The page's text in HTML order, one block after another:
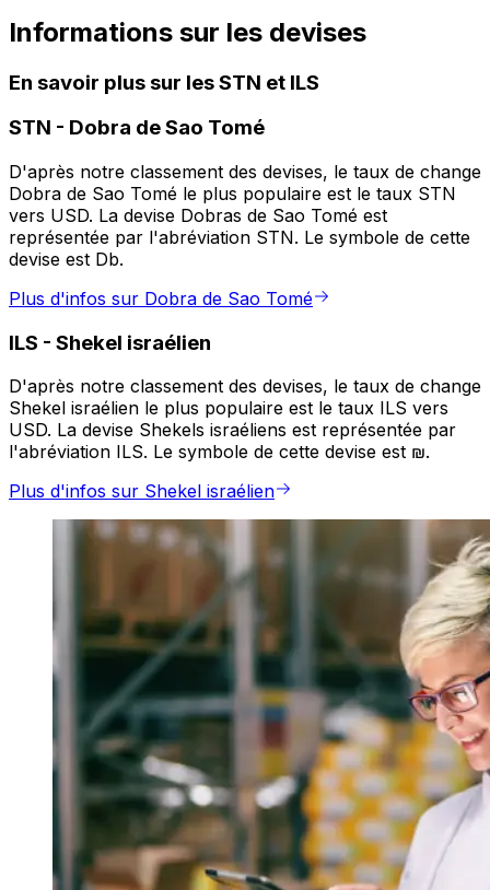
Informations sur les devises
En savoir plus sur les STN et ILS
STN - Dobra de Sao Tomé
D'après notre classement des devises, le taux de change
Dobra de Sao Tomé le plus populaire est le taux STN
vers USD. La devise Dobras de Sao Tomé est
représentée par l'abréviation STN. Le symbole de cette
devise est Db.
Plus d'infos sur Dobra de Sao Tomé
ILS - Shekel israélien
D'après notre classement des devises, le taux de change
Shekel israélien le plus populaire est le taux ILS vers
USD. La devise Shekels israéliens est représentée par
l'abréviation ILS. Le symbole de cette devise est ₪.
Plus d'infos sur Shekel israélien